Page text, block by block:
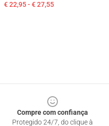
€ 22,95 - € 27,55
Compre com confiança
Protegido 24/7, do clique à